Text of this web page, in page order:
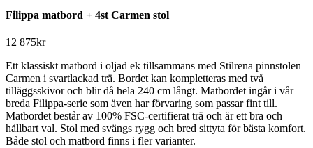
Filippa matbord + 4st Carmen stol
12 875kr
Ett klassiskt matbord i oljad ek tillsammans med Stilrena pinnstolen
Carmen i svartlackad trä. Bordet kan kompletteras med två
tilläggsskivor och blir då hela 240 cm långt. Matbordet ingår i vår
breda Filippa-serie som även har förvaring som passar fint till.
Matbordet består av 100% FSC-certifierat trä och är ett bra och
hållbart val. Stol med svängs rygg och bred sittyta för bästa komfort.
Både stol och matbord finns i fler varianter.